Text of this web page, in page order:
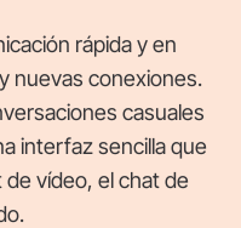
rápida y en
nuevas conexiones.
casuales
interfaz sencilla que
vídeo, el chat de